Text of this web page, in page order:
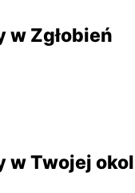
w Zgłobień
w Twojej